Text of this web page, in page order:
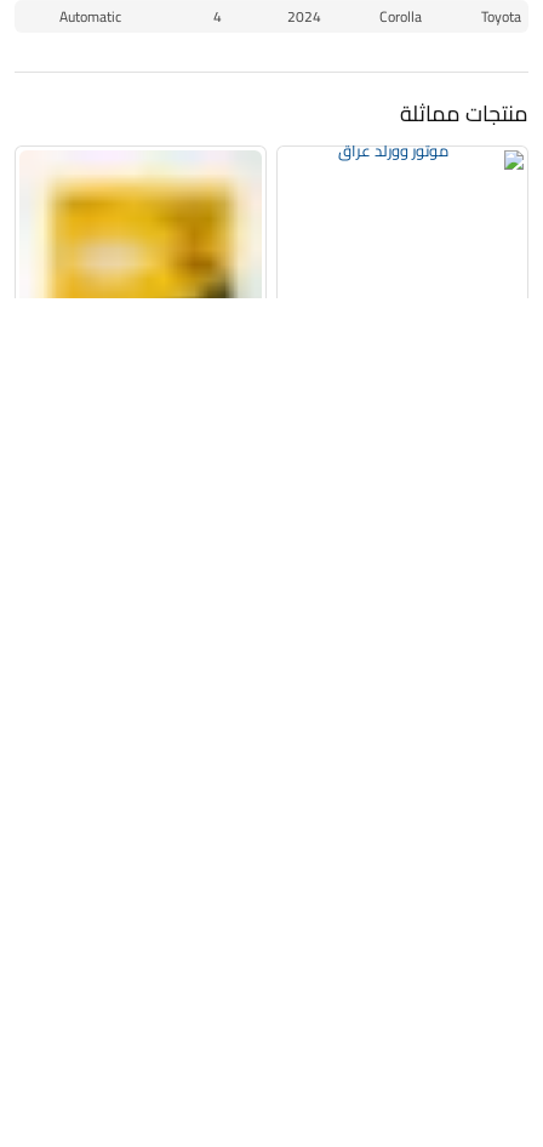
Toyota
Corolla
2024
4
Automatic
منتجات مماثلة